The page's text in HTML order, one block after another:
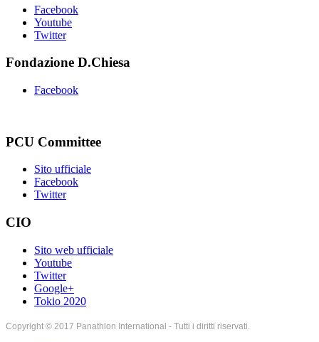
Facebook
Youtube
Twitter
Fondazione D.Chiesa
Facebook
PCU Committee
Sito ufficiale
Facebook
Twitter
CIO
Sito web ufficiale
Youtube
Twitter
Google+
Tokio 2020
Copyright © 2017 Panathlon International - Tutti i diritti riservati.